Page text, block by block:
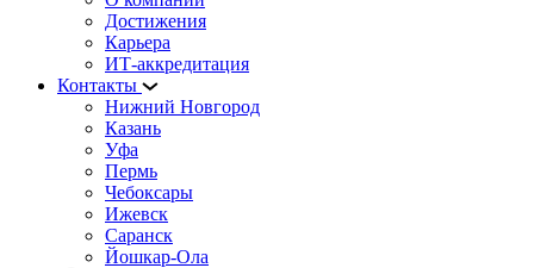
Достижения
Карьера
ИТ-аккредитация
Контакты
Нижний Новгород
Казань
Уфа
Пермь
Чебоксары
Ижевск
Саранск
Йошкар-Ола